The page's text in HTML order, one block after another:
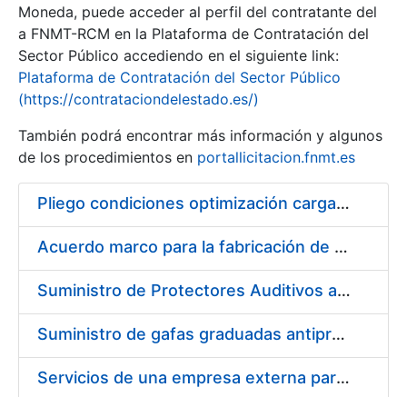
Mostrar/Ocultar
Moneda, puede acceder al perfil del contratante del
a FNMT-RCM en la Plataforma de Contratación del
Sector Público accediendo en el siguiente link:
Plataforma de Contratación del Sector Público
(https://contrataciondelestado.es/)
También podrá encontrar más información y algunos
de los procedimientos en portallicitacion.fnmt.es
Pliego condiciones optimización cargas compras firmado
Acuerdo marco para la fabricación de piezas
Suministro de Protectores Auditivos a medida para las personas trabajadoras de los Centros de Trabajo de Madrid y Burgos
Suministro de gafas graduadas antiproyecciones para los trabajadores de la FNMT-RCM en los centros de trabajo de Madrid y Burgos
Servicios de una empresa externa para el asesoramiento y resolución de los recursos de alzada que se presentan relacionados con procesos de selección para la FNMT-RCM